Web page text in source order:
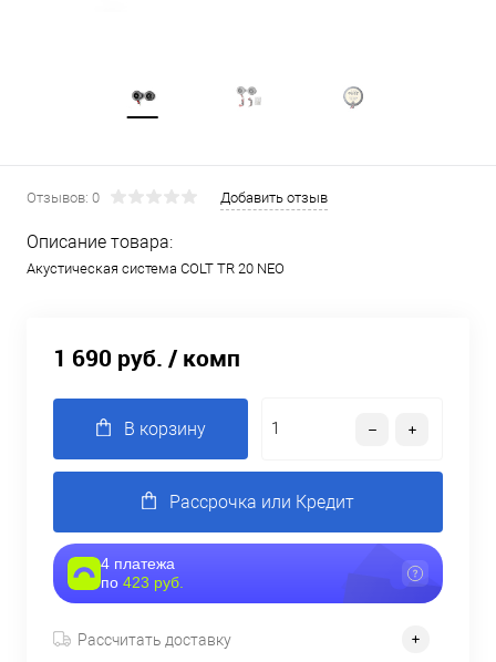
Отзывов: 0 Добавить отзыв
Описание товара:
Акустическая система COLT TR 20 NEO
1 690 руб. / комп
В корзину
Рассрочка или Кредит
4 платежа
по 423 руб.
Рассчитать доставку